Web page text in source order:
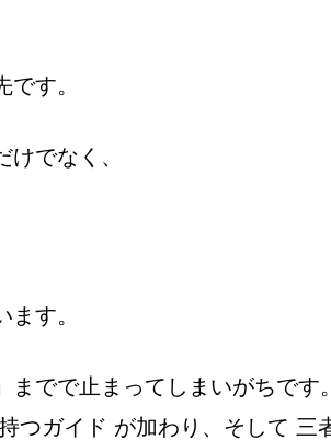
す。
でなく、
す。
までで止まってしまいがちで
つガイド が加わり、そして